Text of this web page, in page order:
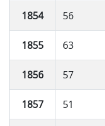
1854 56
1855 63
1856 57
1857 51